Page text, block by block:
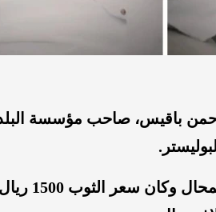
باقيس، صاحب مؤسسة البلد
وقال إنه قبل 25